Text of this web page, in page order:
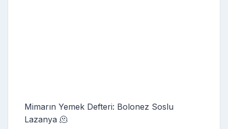
Mimarın Yemek Defteri: Bolonez Soslu
Lazanya 🫠